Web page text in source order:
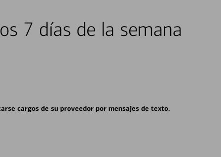
7 días de la semana
cargos de su proveedor por mensajes de texto.